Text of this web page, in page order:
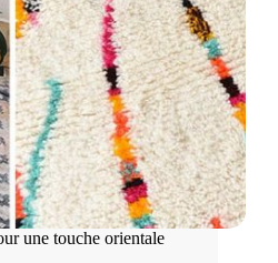
une touche orientale